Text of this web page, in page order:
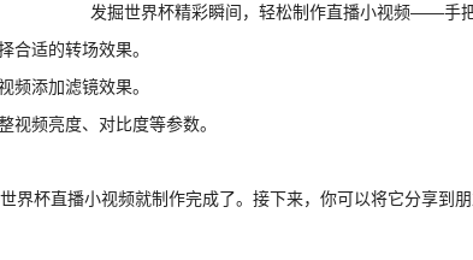
合适的转场效果。
频添加滤镜效果。
视频亮度、对比度等参数。
界杯直播小视频就制作完成了。接下来，你可以将它分享到